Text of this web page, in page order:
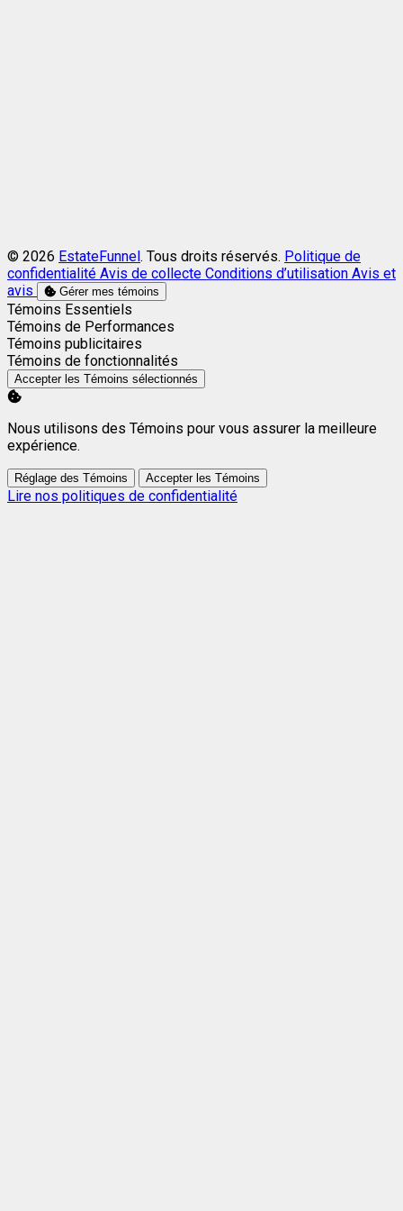
© 2026 EstateFunnel . Tous droits réservés. Politique de
confidentialité Avis de collecte Conditions d’utilisation Avis et
avis
Gérer mes témoins
Activer
Témoins Essentiels
Activer
Témoins de Performances
Activer
Témoins publicitaires
Activer
Témoins de fonctionnalités
Accepter les Témoins sélectionnés
Nous utilisons des Témoins pour vous assurer la meilleure
expérience.
Réglage des Témoins Accepter les Témoins
Lire nos politiques de confidentialité